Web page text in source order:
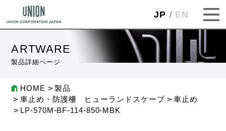
JP EN
ARTWARE
製品詳細ページ
HOME
製品
車止め・防護柵 ヒューランドスケープ
車止め
LP-570M-BF-114-850-MBK